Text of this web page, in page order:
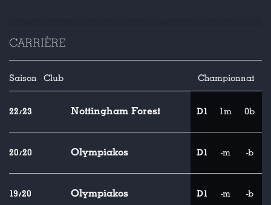
CARRIÈRE
Saison Club Championnat
22/23 Nottingham Forest D1 1m 0b
20/20 Olympiakos D1 -m -b
19/20 Olympiakos D1 -m -b